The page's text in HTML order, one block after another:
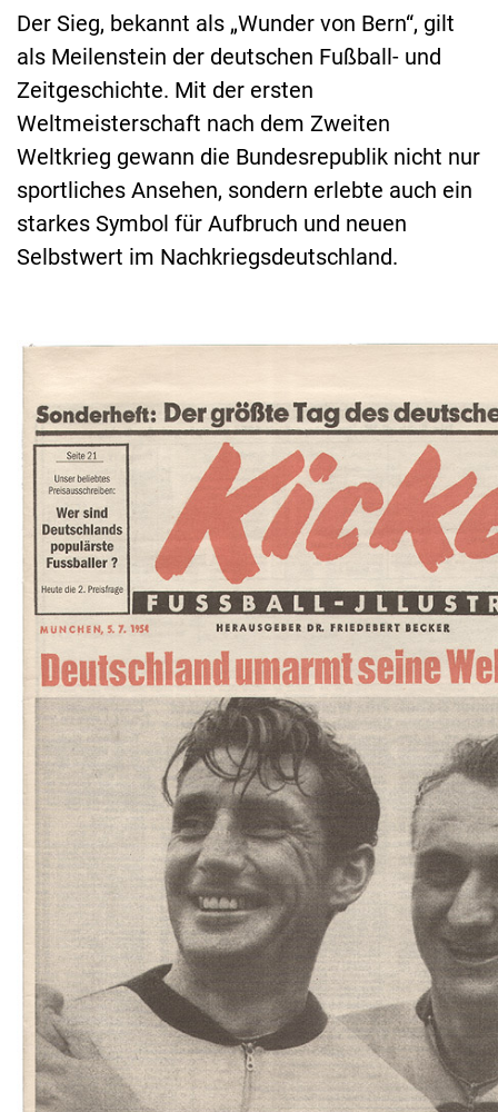
Der Sieg, bekannt als „Wunder von Bern“, gilt
als Meilenstein der deutschen Fußball- und
Zeitgeschichte. Mit der ersten
Weltmeisterschaft nach dem Zweiten
Weltkrieg gewann die Bundesrepublik nicht nur
sportliches Ansehen, sondern erlebte auch ein
starkes Symbol für Aufbruch und neuen
Selbstwert im Nachkriegsdeutschland.